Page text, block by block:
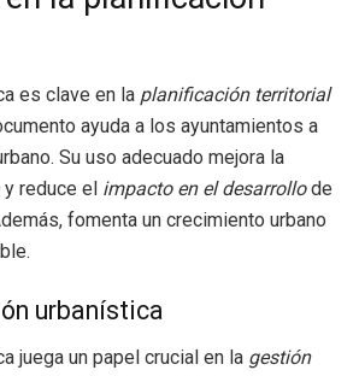
es clave en la planificación territorial
ayuda a los ayuntamientos a
Su uso adecuado mejora la
y reduce el impacto en el desarrollode
fomenta un crecimiento urbano
urbanística
juega un papel crucial en la gestión